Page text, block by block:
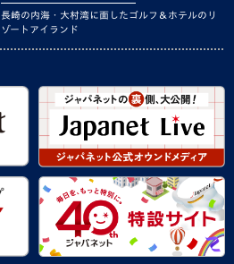
長崎の内海・大村湾に面したゴルフ＆ホテルのリ
ゾートアイランド